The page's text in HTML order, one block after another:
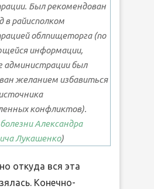
Был рекомендован
в райисполком
облпищеторга (по
информации,
администрации был
желанием избавиться
конфликтов).
Александра
Лукашенко)
откуда вся эта
Конечно-